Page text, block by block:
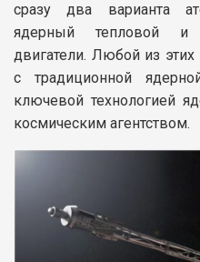
сразу два варианта
ядерный тепловой и
двигатели. Любой из
с традиционной
ключевой технологией
космическим агентством.